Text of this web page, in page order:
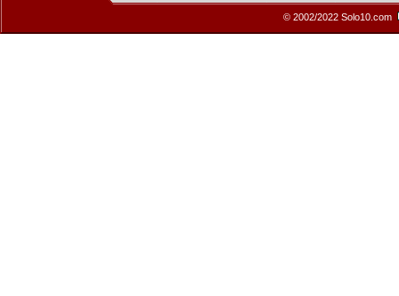
© 2002/2022 Solo10.com